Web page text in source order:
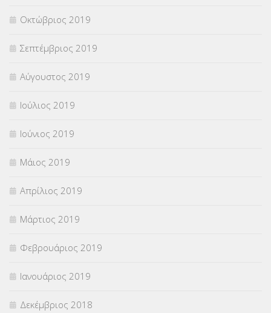
Οκτώβριος 2019
Σεπτέμβριος 2019
Αύγουστος 2019
Ιούλιος 2019
Ιούνιος 2019
Μάιος 2019
Απρίλιος 2019
Μάρτιος 2019
Φεβρουάριος 2019
Ιανουάριος 2019
Δεκέμβριος 2018